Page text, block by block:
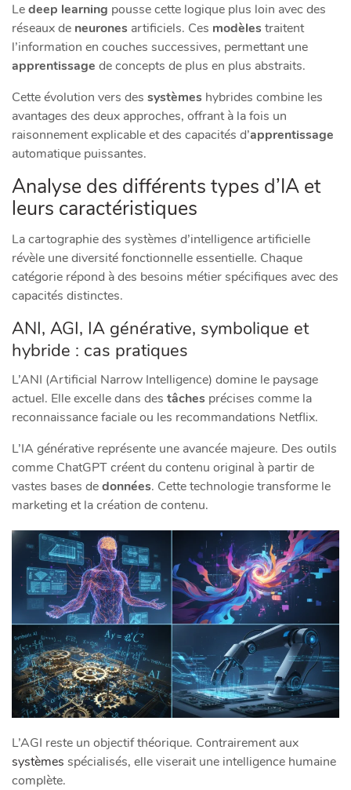
Ledeep learning pousse cette logique plus loin avec des
réseaux de neurones artificiels. Ces modèlestraitent
l’information en couches successives, permettant une
apprentissage de concepts de plus en plus abstraits.
Cette évolution vers des systèmes hybrides combine les
avantages des deux approches, offrant à la fois un
raisonnement explicable et des capacités d’apprentissage
automatique puissantes.
Analyse des différents types d’IA et
leurs caractéristiques
La cartographie des systèmes d’intelligence artificielle
révèle une diversité fonctionnelle essentielle. Chaque
catégorie répond à des besoins métier spécifiques avec des
capacités distinctes.
ANI, AGI, IA générative, symbolique et
hybride : cas pratiques
L’ANI (Artificial Narrow Intelligence) domine le paysage
actuel. Elle excelle dans des tâches précises comme la
reconnaissance faciale ou les recommandations Netflix.
L’IA générative représente une avancée majeure. Des outils
comme ChatGPT créent du contenu original à partir de
vastes bases dedonnées. Cette technologie transforme le
marketing et la création de contenu.
L’AGI reste un objectif théorique. Contrairement aux
systèmes spécialisés, elle viserait une intelligence humaine
complète.